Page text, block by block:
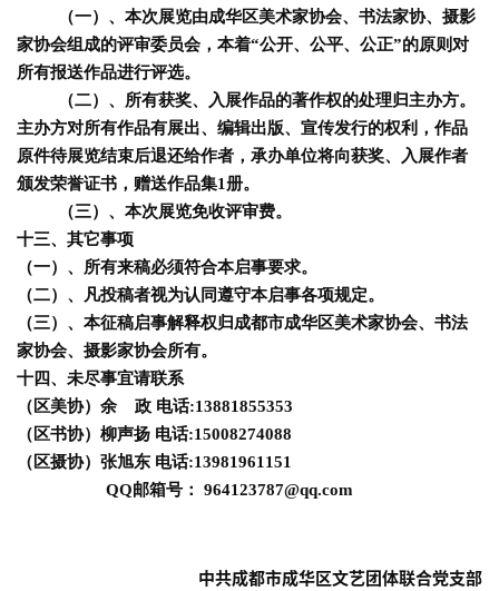
（一）、本次展览由成华区美术家协会、书法家协、摄影
家协会组成的评审委员会，本着“公开、公平、公正”的原则对
所有报送作品进行评选。
（二）、所有获奖、入展作品的著作权的处理归主办方。
主办方对所有作品有展出、编辑出版、宣传发行的权利，作品
原件待展览结束后退还给作者，承办单位将向获奖、入展作者
颁发荣誉证书，赠送作品集1册。
（三）、本次展览免收评审费。
十三、其它事项
（一）、所有来稿必须符合本启事要求。
（二）、凡投稿者视为认同遵守本启事各项规定。
（三）、本征稿启事解释权归成都市成华区美术家协会、书法
家协会、摄影家协会所有。
十四、未尽事宜请联系
（区美协）余 政 电话:13881855353
（区书协）柳声扬 电话:15008274088
（区摄协）张旭东 电话:13981961151
QQ邮箱号： 964123787@qq.com
中共成都市成华区文艺团体联合党支部